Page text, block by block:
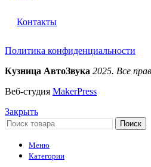
Контакты
Политика конфиденциальности
Кузница АвтоЗвука 2025. Все
Веб-студия MakerPress
Закрыть
Поиск
Меню
Категории